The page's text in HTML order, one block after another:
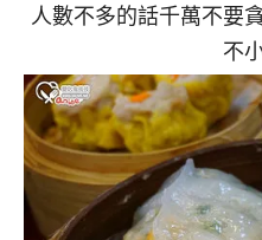
人數不多的話千萬不要
不